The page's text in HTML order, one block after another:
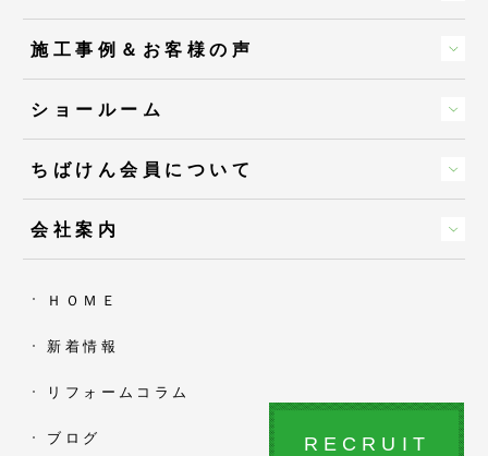
施工事例＆お客様の声
ショールーム
ちばけん会員について
会社案内
ＨＯＭＥ
新着情報
リフォームコラム
ブログ RECRUIT